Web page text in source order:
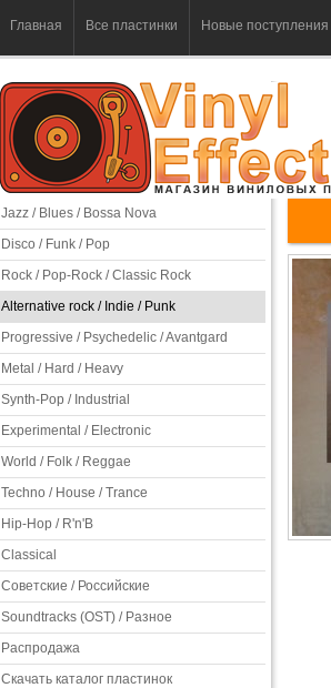
Главная Все пластинки Новые поступления
Jazz / Blues / Bossa Nova
Disco / Funk / Pop
Rock / Pop-Rock / Classic Rock
Alternative rock / Indie / Punk
Progressive / Psychedelic / Avantgard
Metal / Hard / Heavy
Synth-Pop / Industrial
Experimental / Electronic
World / Folk / Reggae
Techno / House / Trance
Hip-Hop / R'n'B
Classical
Советские / Российские
Soundtracks (OST) / Разное
Распродажа
Скачать каталог пластинок